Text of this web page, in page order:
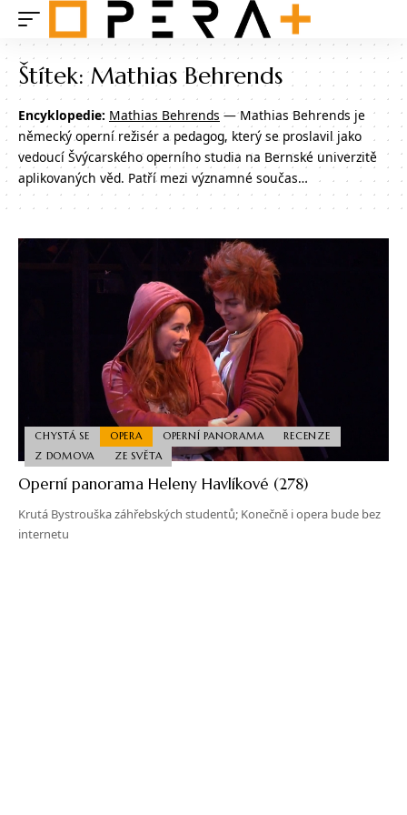
Štítek:Mathias Behrends
Encyklopedie: Mathias Behrends — Mathias Behrends je
německý operní režisér a pedagog, který se proslavil jako
vedoucí Švýcarského operního studia na Bernské univerzitě
aplikovaných věd. Patří mezi významné součas…
CHYSTÁ SE OPERA OPERNÍ PANORAMA
RECENZE
Z DOMOVA
ZE SVĚTA
Operní panorama Heleny Havlíkové (278)
Krutá Bystrouška záhřebských studentů; Konečně i opera bude bez
internetu